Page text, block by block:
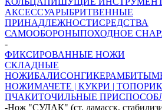
АКСЕССУАРЫБРИТВЕННЫЕ
ПРИНАДЛЕЖНОСТИСРЕДСТВА
САМООБОРОНЫПОХОДНОЕ
-
ФИКСИРОВАННЫЕ НОЖИ
СКЛАДНЫЕ
НОЖИБАЛИСОНГИКЕРАМБИТЫ
НОЖИМАЧЕТЕ | КУКРИ |
ПЧАКИТОЧИЛЬНЫЕ
-Нож "СУДАК" (ст. дамасск,